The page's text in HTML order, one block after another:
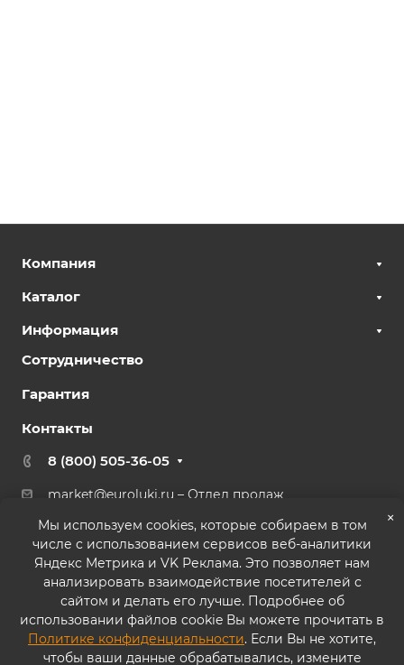
Компания
Каталог
Информация
Сотрудничество
Гарантия
Контакты
8 (800) 505-36-05
market@euroluki.ru – Отдел продаж
г. Москва, ул. Генерала Белова, 43 к2, офис 27
© 2026 ООО «ППК «Практика». Все права защищены
×
Мы используем cookies, которые собираем в том
числе с использованием сервисов веб-аналитики
Яндекс Метрика и VK Реклама. Это позволяет нам
анализировать взаимодействие посетителей с
сайтом и делать его лучше. Подробнее об
использовании файлов cookie Вы можете прочитать в
Политике конфиденциальности. Если Вы не хотите,
чтобы ваши данные обрабатывались, измените